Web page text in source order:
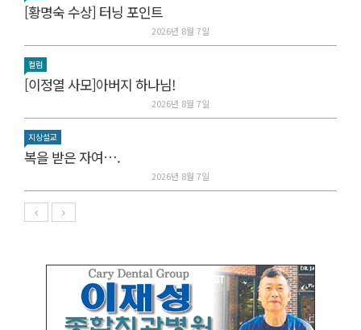
[황명숙 수상] 터닝 포인트
2026년 8월 7일
컬럼
[이정열 사모]아버지 하나님!
2026년 8월 7일
지상설교
복을 받은 자여….
2026년 8월 7일